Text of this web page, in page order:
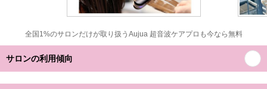
全国1%のサロンだけが取り扱うAujua 超音波ケアプロも今なら無料
サロンの利用傾向